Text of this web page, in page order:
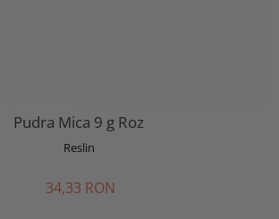
Pudra Mica 9 g Roz
Reslin
34,33 RON